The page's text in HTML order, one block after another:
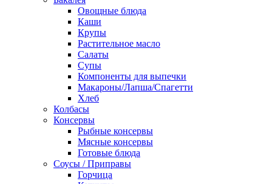
Овощные блюда
Каши
Крупы
Растительное масло
Салаты
Супы
Компоненты для выпечки
Макароны/Лапша/Спагетти
Хлеб
Колбасы
Консервы
Рыбные консервы
Мясные консервы
Готовые блюда
Соусы / Приправы
Горчица